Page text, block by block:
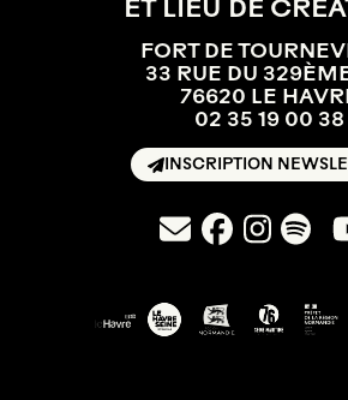
ET LIEU DE
FORT DE
33 RUE DU
76620 LE
02 35 19 00 38
INSCRIPTION